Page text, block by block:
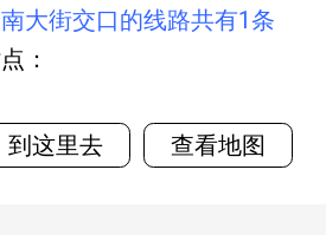
大街交口的线路共有1条
：
到这里去 查看地图